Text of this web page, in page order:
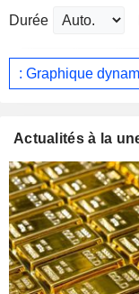
Durée
: Graphique
Actualités à la